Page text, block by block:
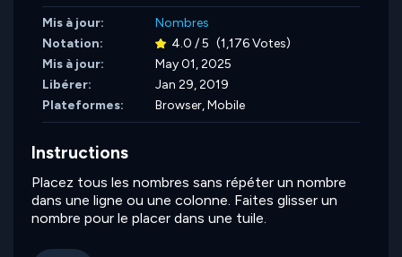
Mis à jour:
Nombres
Notation:
4.0 / 5 (1,176 Votes)
Mis à jour:
May 01, 2025
Libérer:
Jan 29, 2019
Plateformes:
Browser, Mobile
Instructions
Placez tous les nombres sans répéter un nombre
dans une ligne ou une colonne. Faites glisser un
nombre pour le placer dans une tuile.